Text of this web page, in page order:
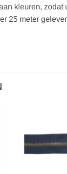
kleuren,
25 meter